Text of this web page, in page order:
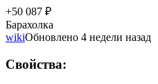
+50 087 ₽
Барахолка
wikiОбновлено 4 недели назад
Свойства: